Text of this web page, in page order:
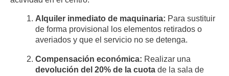
Alquiler inmediato de maquinaria: Para sustituir
de forma provisional los elementos retirados o
averiados y que el servicio no se detenga.
Compensación económica: Realizar una
devolución del 20% de la cuota de la sala de